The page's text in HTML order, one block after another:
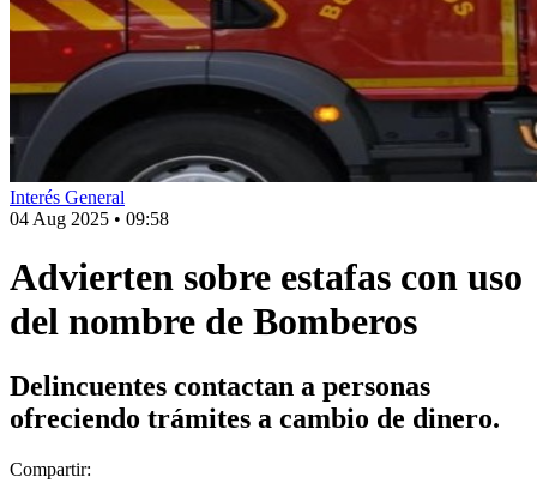
Interés General
04 Aug 2025 • 09:58
Advierten sobre estafas con uso
del nombre de Bomberos
Delincuentes contactan a personas
ofreciendo trámites a cambio de dinero.
Compartir: